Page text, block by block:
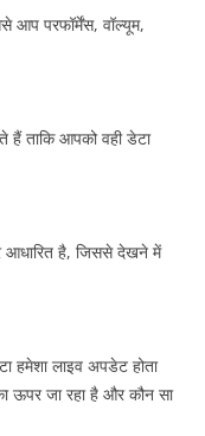
आप परफॉर्मेंस, वॉल्यूम,
हैं ताकि आपको वही डेटा
आधारित है, जिससे देखने में
हमेशा लाइव अपडेट होता
ऊपर जा रहा है और कौन सा